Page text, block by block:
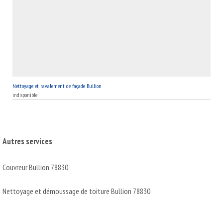
Nettoyage et ravalement de façade Bullion
indisponible
Autres services
Couvreur Bullion 78830
Nettoyage et démoussage de toiture Bullion 78830